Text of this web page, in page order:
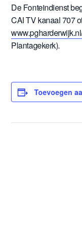
De Fonteindienst
CAI TV kanaal 707
Plantagekerk).
Toevoegen